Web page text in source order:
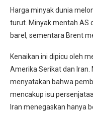
Harga minyak dunia
turut. Minyak mentah AS
barel, sementara Brent
Kenaikan ini dipicu oleh
Amerika Serikat dan Iran.
menyatakan bahwa
mencakup isu
Iran menegaskan hanya